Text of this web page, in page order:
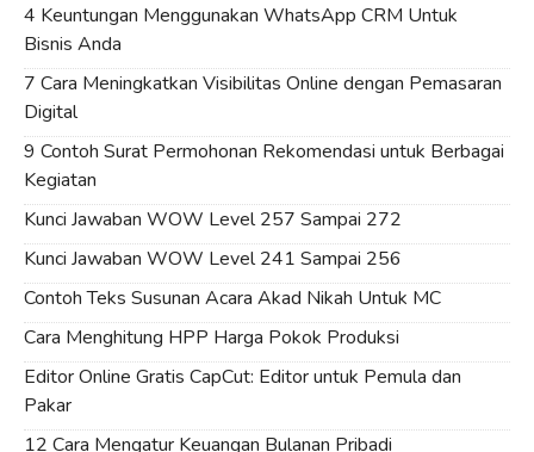
4 Keuntungan Menggunakan WhatsApp CRM Untuk
Bisnis Anda
7 Cara Meningkatkan Visibilitas Online dengan Pemasaran
Digital
9 Contoh Surat Permohonan Rekomendasi untuk Berbagai
Kegiatan
Kunci Jawaban WOW Level 257 Sampai 272
Kunci Jawaban WOW Level 241 Sampai 256
Contoh Teks Susunan Acara Akad Nikah Untuk MC
Cara Menghitung HPP Harga Pokok Produksi
Editor Online Gratis CapCut: Editor untuk Pemula dan
Pakar
12 Cara Mengatur Keuangan Bulanan Pribadi